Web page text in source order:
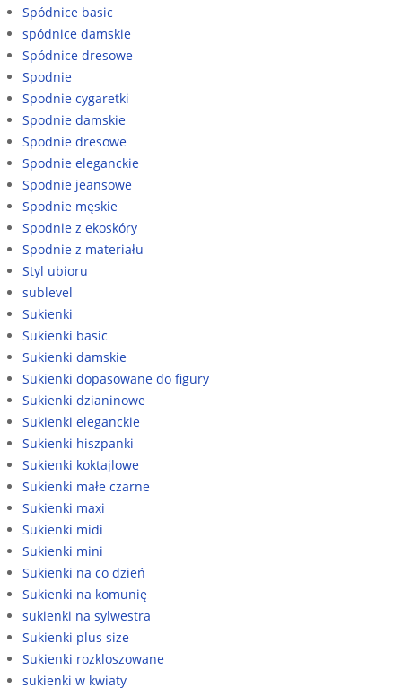
Spódnice basic
spódnice damskie
Spódnice dresowe
Spodnie
Spodnie cygaretki
Spodnie damskie
Spodnie dresowe
Spodnie eleganckie
Spodnie jeansowe
Spodnie męskie
Spodnie z ekoskóry
Spodnie z materiału
Styl ubioru
sublevel
Sukienki
Sukienki basic
Sukienki damskie
Sukienki dopasowane do figury
Sukienki dzianinowe
Sukienki eleganckie
Sukienki hiszpanki
Sukienki koktajlowe
Sukienki małe czarne
Sukienki maxi
Sukienki midi
Sukienki mini
Sukienki na co dzień
Sukienki na komunię
sukienki na sylwestra
Sukienki plus size
Sukienki rozkloszowane
sukienki w kwiaty